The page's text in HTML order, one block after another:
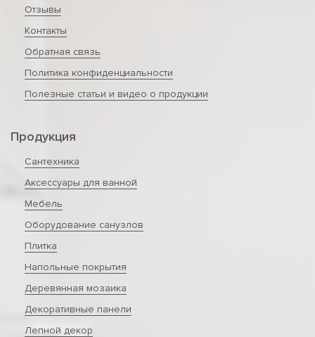
Отзывы
Контакты
Обратная связь
Политика конфиденциальности
Полезные статьи и видео о продукции
Продукция
Сантехника
Аксессуары для ванной
Мебель
Оборудование санузлов
Плитка
Напольные покрытия
Деревянная мозаика
Декоративные панели
Лепной декор